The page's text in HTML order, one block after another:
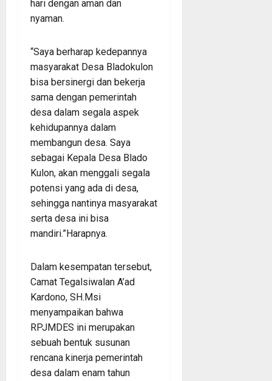
hari dengan aman dan
nyaman.
“Saya berharap kedepannya
masyarakat Desa Bladokulon
bisa bersinergi dan bekerja
sama dengan pemerintah
desa dalam segala aspek
kehidupannya dalam
membangun desa. Saya
sebagai Kepala Desa Blado
Kulon, akan menggali segala
potensi yang ada di desa,
sehingga nantinya masyarakat
serta desa ini bisa
mandiri.”Harapnya.
Dalam kesempatan tersebut,
Camat Tegalsiwalan A’ad
Kardono, SH.Msi
menyampaikan bahwa
RPJMDES ini merupakan
sebuah bentuk susunan
rencana kinerja pemerintah
desa dalam enam tahun